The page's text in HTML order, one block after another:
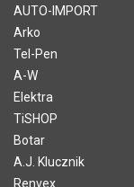
AUTO-IMPORT
Arko
Tel-Pen
A-W
Elektra
TiSHOP
Botar
A.J. Klucznik
Renvex